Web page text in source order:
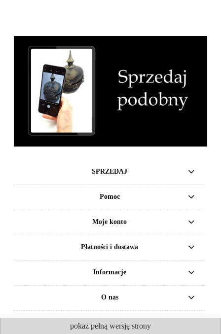
SPRZEDAJ
Pomoc
Moje konto
Płatności i dostawa
Informacje
O nas
pokaż pełną wersję strony